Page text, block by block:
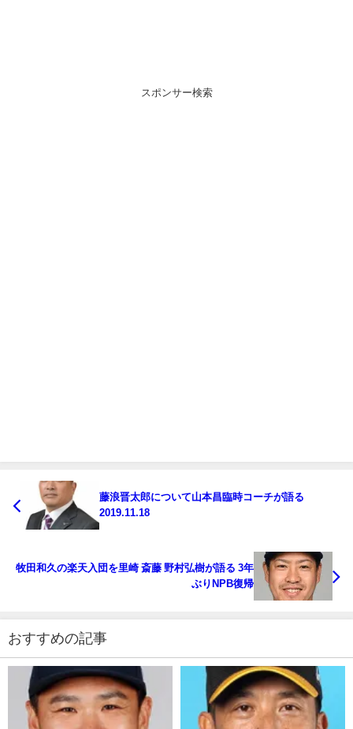
スポンサー検索
藤浪晋太郎について山本昌臨時コーチが語る
2019.11.18
牧田和久の楽天入団を里崎 斎藤 野村弘樹が語る 3年
ぶりNPB復帰
おすすめの記事